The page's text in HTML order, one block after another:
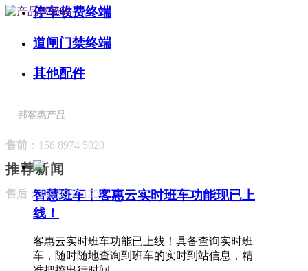
停车收费终端
道闸门禁终端
其他配件
推荐新闻
智慧班车丨客惠云实时班车功能现已上
线！
客惠云实时班车功能已上线！具备查询实时班
车，随时随地查询到班车的实时到站信息，精
邦客惠产品
售前 ：158 8974 5020
售后 ：159 9957 1551